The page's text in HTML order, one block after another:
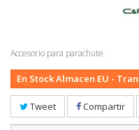
Accesorio para parachute.
En Stock Almacen EU -
Tweet Compartir